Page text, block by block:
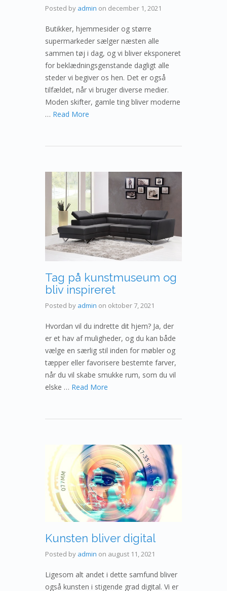
Posted by admin on december 1, 2021
Butikker, hjemmesider og større
supermarkeder sælger næsten alle
sammen tøj i dag, og vi bliver eksponeret
for beklædningsgenstande dagligt alle
steder vi begiver os hen. Det er også
tilfældet, når vi bruger diverse medier.
Moden skifter, gamle ting bliver moderne
… Read More
Tag på kunstmuseum og
bliv inspireret
Posted by admin on oktober 7, 2021
Hvordan vil du indrette dit hjem? Ja, der
er et hav af muligheder, og du kan både
vælge en særlig stil inden for møbler og
tæpper eller favorisere bestemte farver,
når du vil skabe smukke rum, som du vil
elske … Read More
Kunsten bliver digital
Posted by admin on august 11, 2021
Ligesom alt andet i dette samfund bliver
også kunsten i stigende grad digital. Vi er